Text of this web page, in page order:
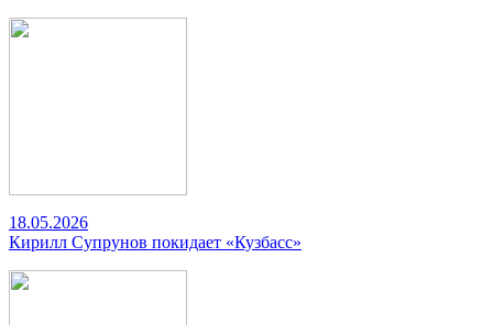
18.05.2026
Кирилл Супрунов покидает «Кузбасс»